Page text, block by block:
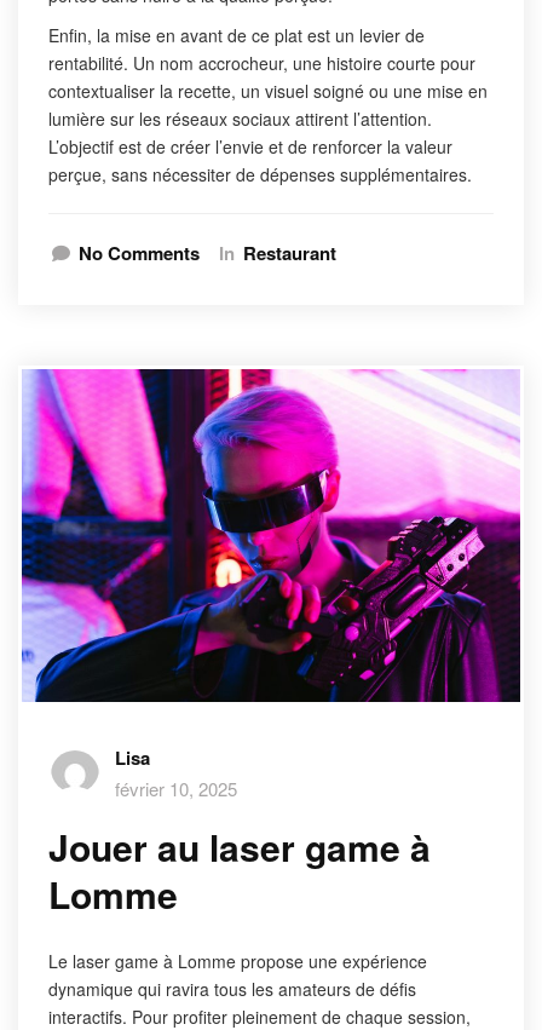
Enfin, la mise en avant de ce plat est un levier de
rentabilité. Un nom accrocheur, une histoire courte pour
contextualiser la recette, un visuel soigné ou une mise en
lumière sur les réseaux sociaux attirent l’attention.
L’objectif est de créer l’envie et de renforcer la valeur
perçue, sans nécessiter de dépenses supplémentaires.
No Comments In Restaurant
Lisa
février 10, 2025
Jouer au laser game à
Lomme
Le laser game à Lomme propose une expérience
dynamique qui ravira tous les amateurs de défis
interactifs. Pour profiter pleinement de chaque session,